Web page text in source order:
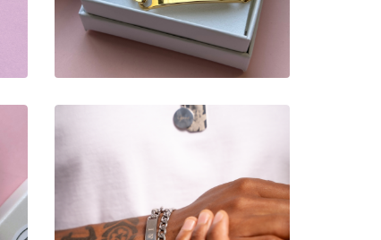
PERSONALIZADA
HOMEM